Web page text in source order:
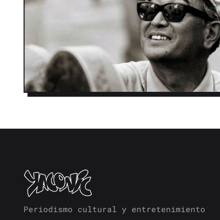
Periodismo cultural y entretenimiento